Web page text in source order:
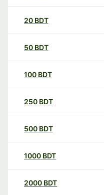
20 BDT
50 BDT
100 BDT
250 BDT
500 BDT
1000 BDT
2000 BDT